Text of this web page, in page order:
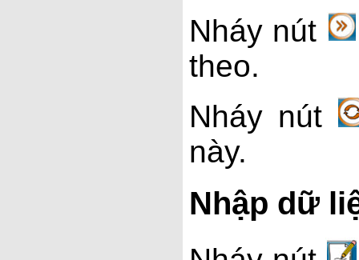
Nháy nút
theo.
Nháy nút
này.
Nhập dữ